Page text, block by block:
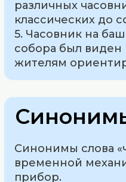
различных
классических до
5. Часовник на
собора был виден
жителям
Синонимы слова
временной
прибор.